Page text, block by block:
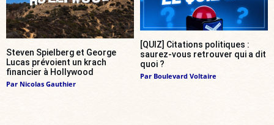
Steven Spielberg et George
Lucas prévoient un krach
financier à Hollywood
Par Nicolas Gauthier
[QUIZ] Citations politiques :
saurez-vous retrouver qui a dit
quoi ?
Par Boulevard Voltaire